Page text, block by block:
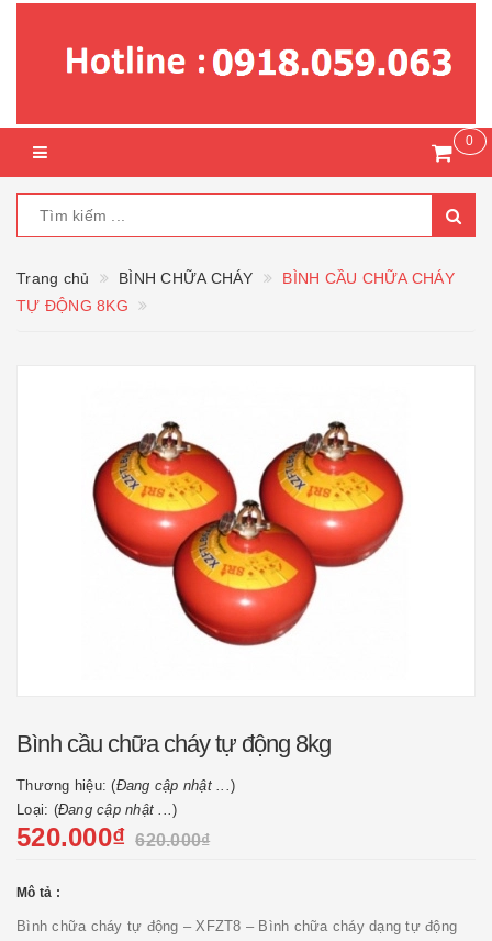
0
Trang chủ BÌNH CHỮA CHÁY
BÌNH CẦU CHỮA CHÁY
TỰ ĐỘNG 8KG
Bình cầu chữa cháy tự động 8kg
Thương hiệu: (Đang cập nhật ...)
Loại: (Đang cập nhật ...)
520.000₫ 620.000₫
Mô tả :
Bình chữa cháy tự động – XFZT8 – Bình chữa cháy dạng tự động